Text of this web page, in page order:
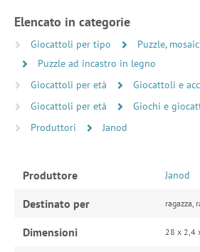
Elencato in categorie
Giocattoli per tipo
Puzzle,
Puzzle ad incastro in legno
Giocattoli per età
Giocattoli e
Giocattoli per età
Giochi e
Produttori
Janod
Produttore Janod
Destinato per ragazza,
Dimensioni 28 x 2,4